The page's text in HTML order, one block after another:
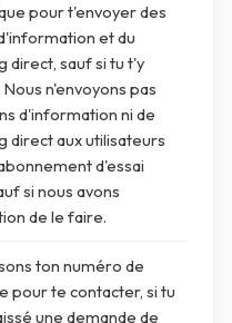
pour t'envoyer des
et du
direct, sauf si tu t'y
n'envoyons pas
d'information ni de
direct aux utilisateurs
d'essai
si nous avons
de le faire.
ton numéro de
pour te contacter, si tu
une demande de